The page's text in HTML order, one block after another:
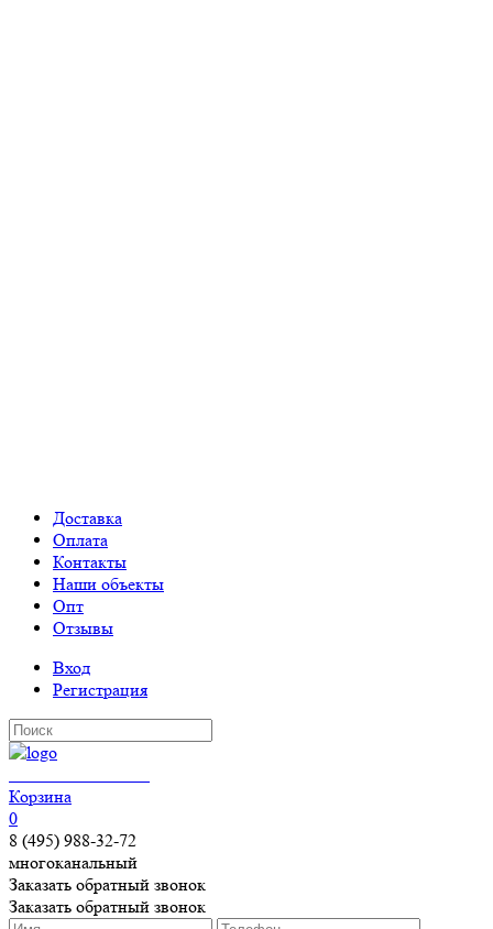
Доставка
Оплата
Контакты
Наши объекты
Опт
Отзывы
Вход
Регистрация
Корзина
0
8 (495) 988-32-72
многоканальный
Заказать обратный звонок
Заказать обратный звонок